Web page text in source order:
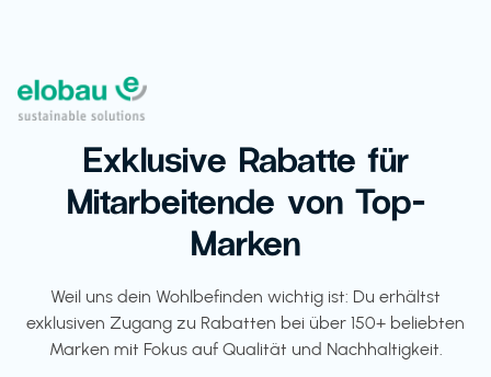
Exklusive Rabatte für
Mitarbeitende von Top-
Marken
Weil uns dein Wohlbefinden wichtig ist: Du erhältst
exklusiven Zugang zu Rabatten bei über 150+ beliebten
Marken mit Fokus auf Qualität und Nachhaltigkeit.